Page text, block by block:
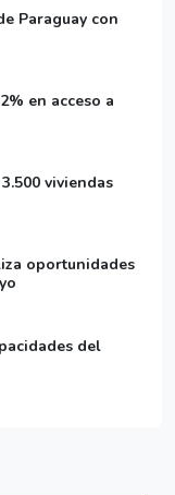
Paraguay con
en acceso a
viviendas
oportunidades
del